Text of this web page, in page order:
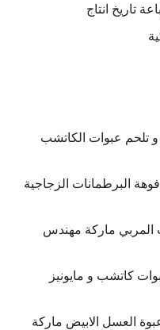
تاريخ انتاج
تلحم عبوات الكاتشب
البرطمانات الزجاجية
المربي ماركة مهندس
كاتشب و مايونيز
العسل الابيض ماركة